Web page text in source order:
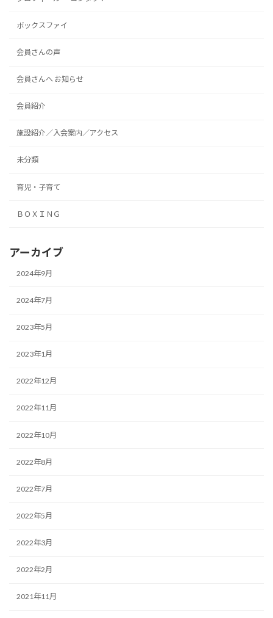
ボックスファイ
会員さんの声
会員さんへ お知らせ
会員紹介
施設紹介／入会案内／アクセス
未分類
育児・子育て
ＢＯＸＩＮＧ
アーカイブ
2024年9月
2024年7月
2023年5月
2023年1月
2022年12月
2022年11月
2022年10月
2022年8月
2022年7月
2022年5月
2022年3月
2022年2月
2021年11月